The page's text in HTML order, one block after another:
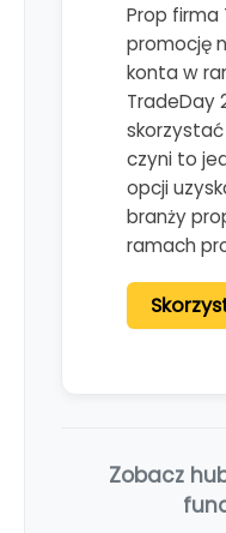
Prop firma
promocję
konta w
TradeDay
skorzystać
czyni to
opcji
branży
ramach
Zobacz